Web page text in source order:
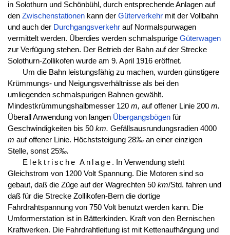
in Solothurn und Schönbühl, durch entsprechende Anlagen auf
den Zwischenstationenkann der Güterverkehrmit der Vollbahn
und auch der Durchgangsverkehrauf Normalspurwagen
vermittelt werden. Überdies werden schmalspurige Güterwagen
zur Verfügung stehen. Der Betrieb der Bahn auf der Strecke
Solothurn-Zollikofen wurde am 9. April 1916 eröffnet.
Um die Bahn leistungsfähig zu machen, wurden günstigere
Krümmungs- und Neigungsverhältnisse als bei den
umliegenden schmalspurigen Bahnen gewählt.
Mindestkrümmungshalbmesser 120 m, auf offener Linie 200 m.
Überall Anwendung von langen Übergangsbögenfür
Geschwindigkeiten bis 50 km. Gefällsausrundungsradien 4000
m auf offener Linie. Höchststeigung 28‰an einer einzigen
Stelle, sonst 25‰.
Elektrische Anlage . In Verwendung steht
Gleichstrom von 1200 Volt Spannung. Die Motoren sind so
gebaut, daß die Züge auf der Wagrechten 50 km/Std. fahren und
daß für die Strecke Zollikofen-Bern die dortige
Fahrdrahtspannung von 750 Volt benutzt werden kann. Die
Umformerstation ist in Bätterkinden. Kraft von den Bernischen
Kraftwerken. Die Fahrdrahtleitung ist mit Kettenaufhängung und